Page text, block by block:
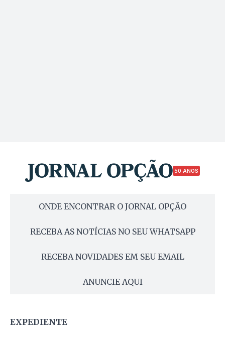
50 ANOS
ONDE ENCONTRAR O JORNAL OPÇÃO
RECEBA AS NOTÍCIAS NO SEU WHATSAPP
RECEBA NOVIDADES EM SEU EMAIL
ANUNCIE AQUI
EXPEDIENTE